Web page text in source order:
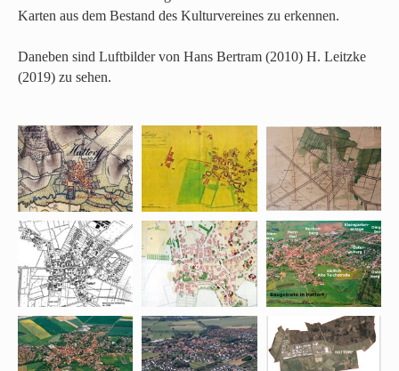
Karten aus dem Bestand des Kulturvereines zu erkennen.
Daneben sind Luftbilder von Hans Bertram (2010) H. Leitzke
(2019) zu sehen.